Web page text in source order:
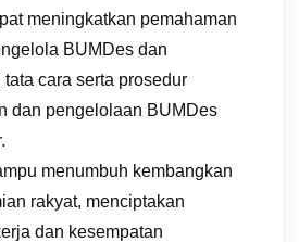
meningkatkan pemahaman
BUMDes dan
tata cara serta prosedur
dan pengelolaan BUMDes
menumbuh kembangkan
rakyat, menciptakan
dan kesempatan